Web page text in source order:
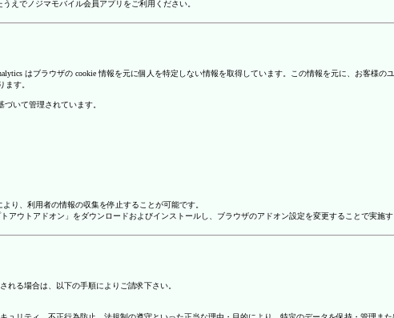
えでノジマモバイル会員アプリをご利用ください。
はブラウザの cookie 情報を元に個人を特定しない情報を取得しています。この情報を元に、お客様
ます。
いて管理されています。
り、利用者の情報の収集を停止することが可能です。
アウトアドオン」をダウンロードおよびインストールし、ブラウザのアドオン設定を変更することで実施す
る場合は、以下の手順によりご請求下さい。